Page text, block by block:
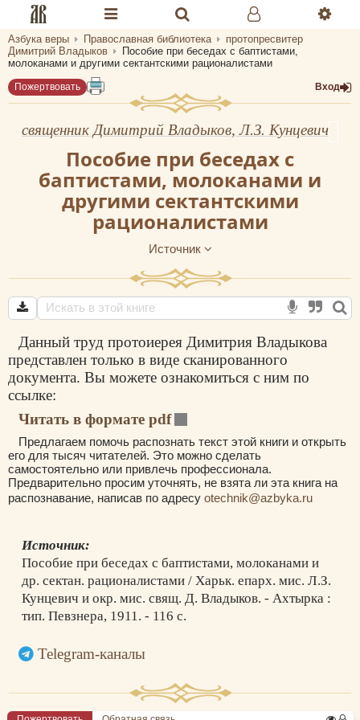
Разделы портала «Азбука веры»
Главная
Библиотеки
Календарь
Молитва
Проверь себя
Тематическое
Семья и здоровье
Азбука веры Православная библиотека
протопресвитер
Димитрий Владыков
Пособие при беседах с баптистами,
молоканами и другими сектантскими рационалистами
Пожертвовать Вход
священник Димитрий Владыков, Л.З. Кунцевич
Пособие при беседах с
баптистами, молоканами и
другими сектантскими
рационалистами
Источник
Данный труд протоиерея Димитрия Владыкова
представлен только в виде сканированного
документа. Вы можете ознакомиться с ним по
ссылке:
Читать в формате pdf
Предлагаем помочь распознать текст этой книги и открыть
его для тысяч читателей. Это можно сделать
самостоятельно или привлечь профессионала.
Предварительно просим уточнять, не взята ли эта книга на
распознавание, написав по адресу otechnik@azbyka.ru
Источник:
Пособие при беседах с баптистами, молоканами и
др. сектан. рационалистами / Харьк. епарх. мис. Л.З.
Кунцевич и окр. мис. свящ. Д. Владыков. - Ахтырка :
тип. Певзнера, 1911. - 116 с.
Telegram-каналы